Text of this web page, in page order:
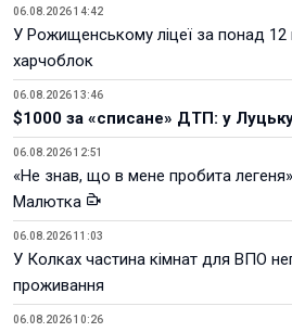
06.08.2026 14:42
У Рожищенському ліцеї за понад
харчоблок
06.08.2026 13:46
$1000 за «списане» ДТП: у
06.08.2026 12:51
«Не знав, що в мене пробита
Малютка
06.08.2026 11:03
У Колках частина кімнат для ВПО
проживання
06.08.2026 10:26